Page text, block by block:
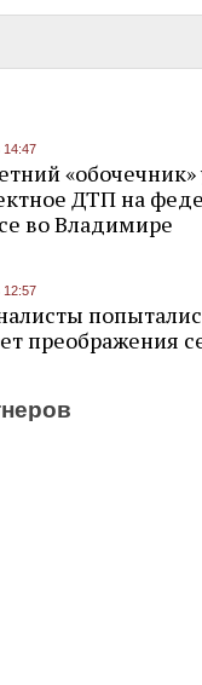
14:47
«обочечник»
ДТП на
во Владимире
12:57
преображения